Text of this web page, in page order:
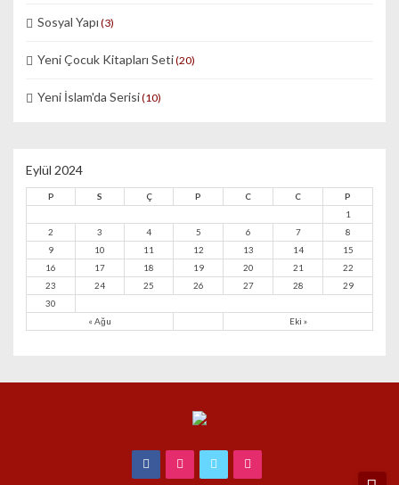
Sosyal Yapı (3)
Yeni Çocuk Kitapları Seti(20)
Yeni İslam'da Serisi(10)
Eylül 2024
P S Ç P C C P
« Ağu Eki »
1
2
3 4 5 6 7
8
9
10 11 12 13 14
15
16
17 18 19 20 21
22
23
24 25 26 27 28
29
30